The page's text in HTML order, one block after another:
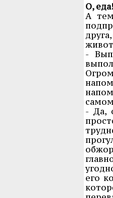
О,
А
-
- Да,
его